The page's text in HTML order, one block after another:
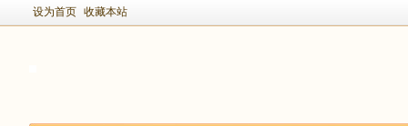
设为首页 收藏本站